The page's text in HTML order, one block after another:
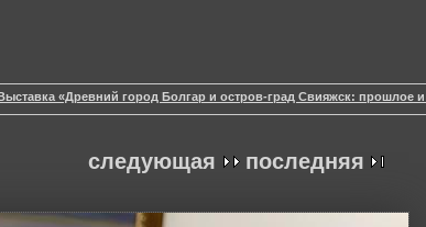
«Древний город Болгар и остров-град Свияжск: прошлое и
следующая последняя